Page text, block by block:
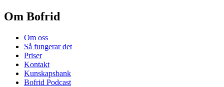
Om Bofrid
Om oss
Så fungerar det
Priser
Kontakt
Kunskapsbank
Bofrid Podcast